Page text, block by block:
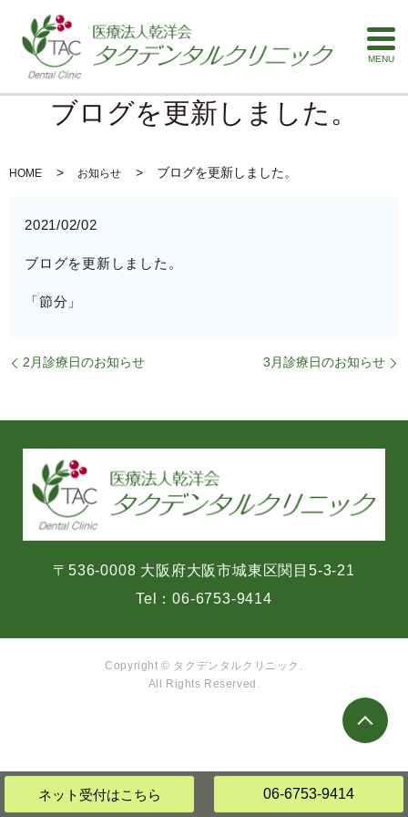
MENU
ブログを更新しました。
HOME お知らせ ブログを更新しました。
2021/02/02
ブログを更新しました。
「節分」
2月診療日のお知らせ 3月診療日のお知らせ
ネット受付はこちら 06-6753-9414
〒536-0008 大阪府大阪市城東区関目5-3-21
Tel：06-6753-9414
Copyright © タクデンタルクリニック.
All Rights Reserved.